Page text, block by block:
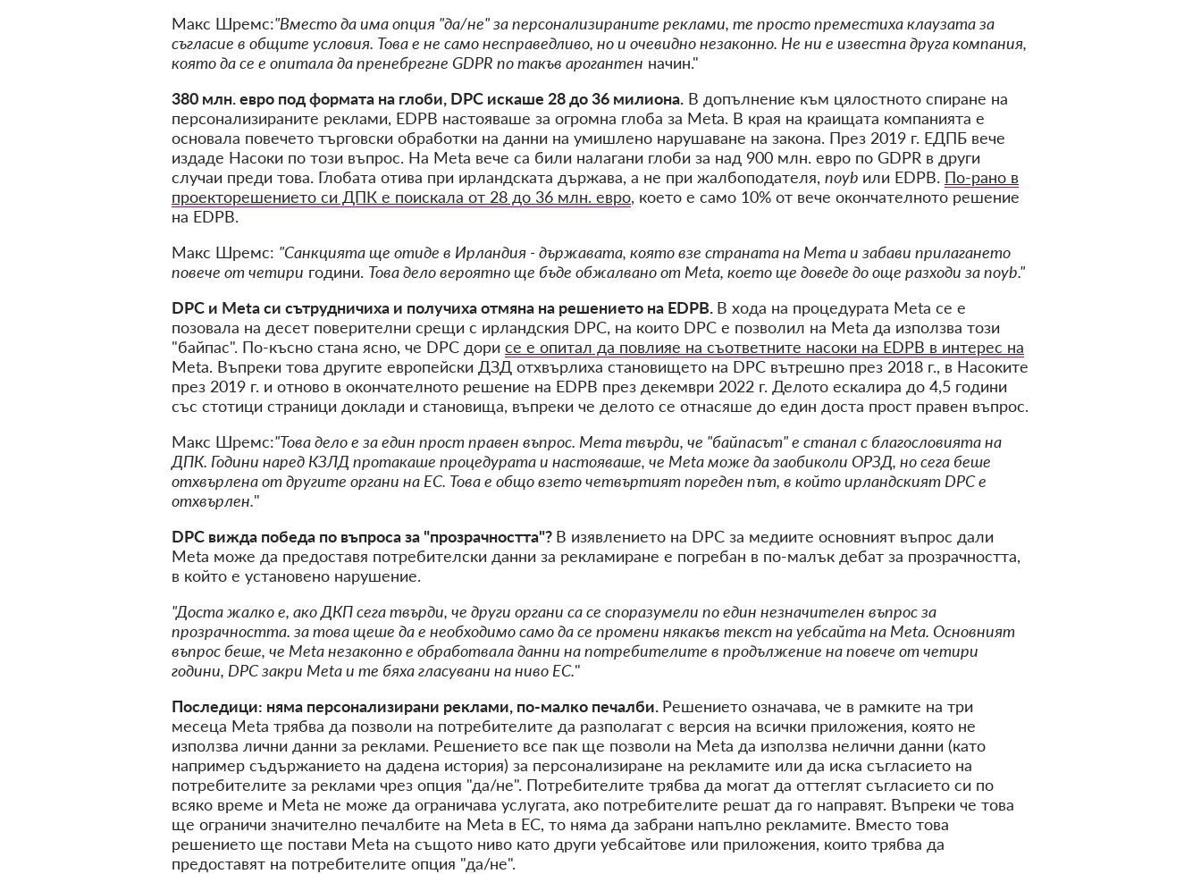
Макс Шремс:"Вместо да има опция "да/не" за персонализираните реклами, те просто преместиха клаузата за
съгласие в общите условия. Това е не само несправедливо, но и очевидно незаконно. Не ни е известна друга компания,
която да се е опитала да пренебрегне GDPR по такъв арогантен начин."
380 млн. евро под формата на глоби, DPC искаше 28 до 36 милиона. В допълнение към цялостното спиране на
персонализираните реклами, EDPB настояваше за огромна глоба за Meta. В края на краищата компанията е
основала повечето търговски обработки на данни на умишлено нарушаване на закона. През 2019 г. ЕДПБ вече
издаде Насоки по този въпрос. На Meta вече са били налагани глоби за над 900 млн. евро по GDPR в други
случаи преди това. Глобата отива при ирландската държава, а не при жалбоподателя, noyb или EDPB. По-рано в
проекторешението си ДПК е поискала от 28 до 36 млн. евро, което е само 10% от вече окончателното решение
на EDPB.
Макс Шремс: "Санкцията ще отиде в Ирландия - държавата, която взе страната на Мета и забави прилагането
повече от четири години. Това дело вероятно ще бъде обжалвано от Meta, което ще доведе до още разходи за noyb."
DPC и Meta си сътрудничиха и получиха отмяна на решението на EDPB. В хода на процедурата Meta се е
позовала на десет поверителни срещи с ирландския DPC, на които DPC е позволил на Meta да използва този
"байпас". По-късно стана ясно, че DPC дори се е опитал да повлияе на съответните насоки на EDPB в интерес на
Meta. Въпреки това другите европейски ДЗД отхвърлиха становището на DPC вътрешно през 2018 г., в Насоките
през 2019 г. и отново в окончателното решение на EDPB през декември 2022 г. Делото ескалира до 4,5 години
със стотици страници доклади и становища, въпреки че делото се отнасяше до един доста прост правен въпрос.
Макс Шремс:"Това дело е за един прост правен въпрос. Мета твърди, че "байпасът" е станал с благословията на
ДПК. Години наред КЗЛД протакаше процедурата и настояваше, че Meta може да заобиколи ОРЗД, но сега беше
отхвърлена от другите органи на ЕС. Това е общо взето четвъртият пореден път, в който ирландският DPC е
отхвърлен."
DPC вижда победа по въпроса за "прозрачността"? В изявлението на DPC за медиите основният въпрос дали
Meta може да предоставя потребителски данни за рекламиране е погребан в по-малък дебат за прозрачността,
в който е установено нарушение.
"Доста жалко е, ако ДКП сега твърди, че други органи са се споразумели по един незначителен въпрос за
прозрачността. за това щеше да е необходимо само да се промени някакъв текст на уебсайта на Meta. Основният
въпрос беше, че Meta незаконно е обработвала данни на потребителите в продължение на повече от четири
години, DPC закри Meta и те бяха гласувани на ниво ЕС."
Последици: няма персонализирани реклами, по-малко печалби. Решението означава, че в рамките на три
месеца Meta трябва да позволи на потребителите да разполагат с версия на всички приложения, която не
използва лични данни за реклами. Решението все пак ще позволи на Meta да използва нелични данни (като
например съдържанието на дадена история) за персонализиране на рекламите или да иска съгласието на
потребителите за реклами чрез опция "да/не". Потребителите трябва да могат да оттеглят съгласието си по
всяко време и Meta не може да ограничава услугата, ако потребителите решат да го направят. Въпреки че това
ще ограничи значително печалбите на Meta в ЕС, то няма да забрани напълно рекламите. Вместо това
решението ще постави Meta на същото ниво като други уебсайтове или приложения, които трябва да
предоставят на потребителите опция "да/не".